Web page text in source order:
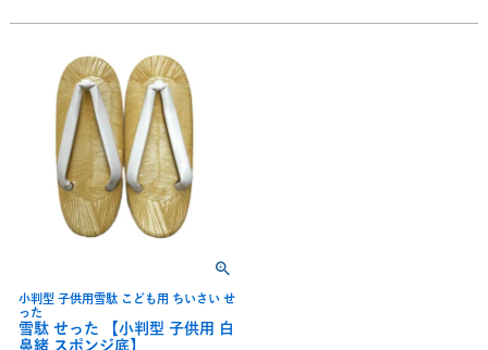
小判型 子供用雪駄 こども用 ちいさい せ
った
雪駄 せった 【小判型 子供用 白
鼻緒 スポンジ底】